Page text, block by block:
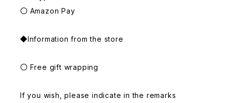
〇 Amazon Pay
◆Information from the store
〇 Free gift wrapping
If you wish, please indicate in the remarks